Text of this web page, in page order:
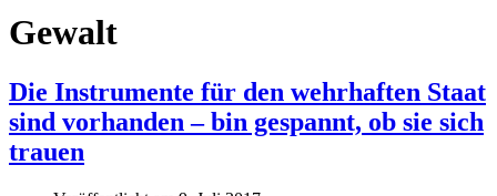
Gewalt
Die Instrumente für den wehrhaften Staat
sind vorhanden – bin gespannt, ob sie sich
trauen